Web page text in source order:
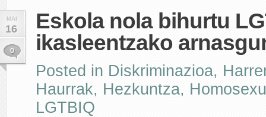
MAI
16
0
Eskola nola bihurtu
ikasleentzako
Posted in Diskriminazioa,
Haurrak, Hezkuntza,
LGTBIQ